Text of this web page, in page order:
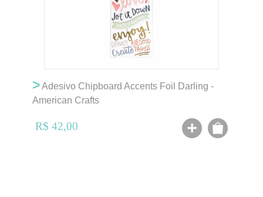
>Adesivo Chipboard Accents Foil Darling -
American Crafts
R$ 42,00